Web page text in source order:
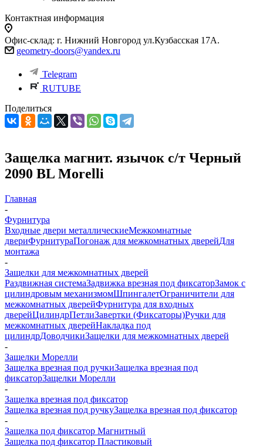
Контактная информация
Офис-склад: г. Нижний Новгород ул.Кузбасская 17А.
geometry-doors@yandex.ru
Telegram
RUTUBE
Поделиться
Защелка магнит. язычок c/т Черный
2090 BL Morelli
Главная
-
Фурнитура
Входные двери металлическиеМежкомнатные
двериФурнитураПогонаж для межкомнатных дверейДля
монтажа
-
Защелки для межкомнатных дверей
Раздвижная системаЗадвижка врезная под фиксаторЗамок с
цилиндровым механизмомШпингалетОграничители для
межкомнатных дверейФурнитура для входных
дверейЦилиндрПетлиЗавертки (Фиксаторы)Ручки для
межкомнатных дверейНакладка под
цилиндрДоводчикиЗащелки для межкомнатных дверей
-
Защелки Морелли
Защелка врезная под ручкиЗащелка врезная под
фиксаторЗащелки Морелли
-
Защелка врезная под фиксатор
Защелка врезная под ручкуЗащелка врезная под фиксатор
-
Защелка под фиксатор Магнитный
Защелка под фиксатор Пластиковый